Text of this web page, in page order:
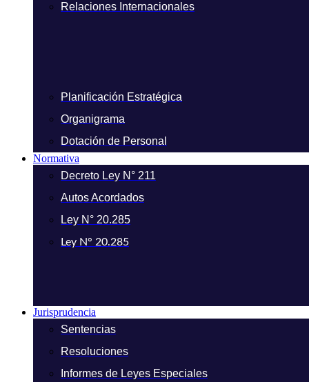
Relaciones Internacionales
Planificación Estratégica
Organigrama
Dotación de Personal
Normativa
Decreto Ley N° 211
Autos Acordados
Ley N° 20.285
Ley N° 20.285
Jurisprudencia
Sentencias
Resoluciones
Informes de Leyes Especiales